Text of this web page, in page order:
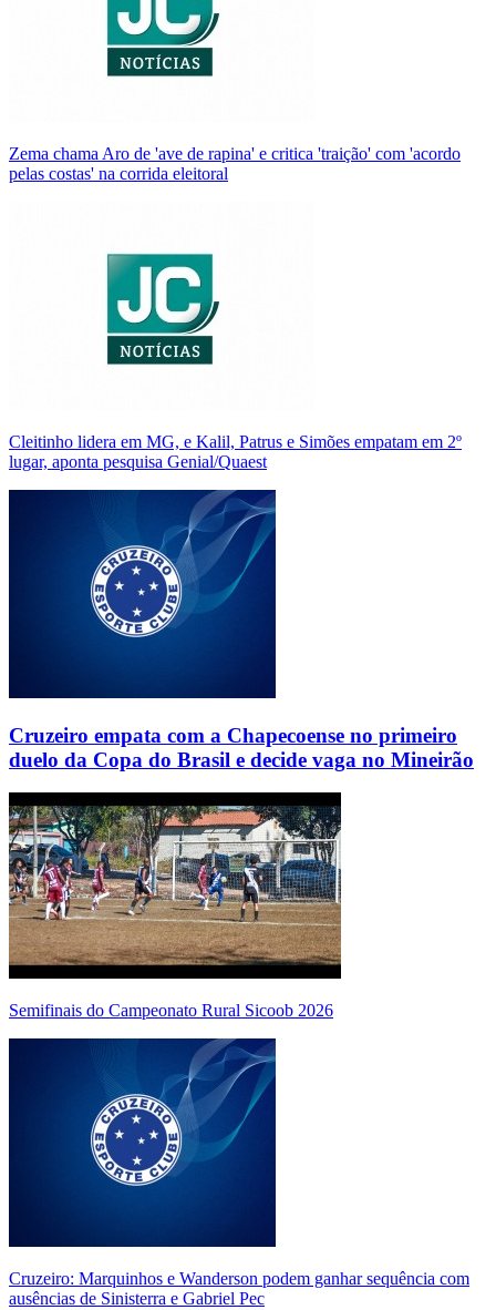
Zema chama Aro de 'ave de rapina' e critica 'traição' com 'acordo
pelas costas' na corrida eleitoral
Cleitinho lidera em MG, e Kalil, Patrus e Simões empatam em 2º
lugar, aponta pesquisa Genial/Quaest
Cruzeiro empata com a Chapecoense no primeiro
duelo da Copa do Brasil e decide vaga no Mineirão
Semifinais do Campeonato Rural Sicoob 2026
Cruzeiro: Marquinhos e Wanderson podem ganhar sequência com
ausências de Sinisterra e Gabriel Pec